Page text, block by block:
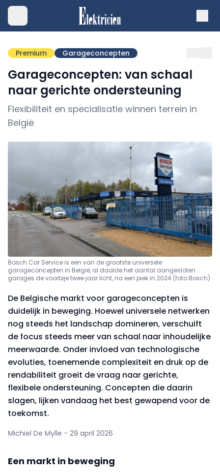
Premium Garageconcepten
Garageconcepten: van schaal
naar gerichte ondersteuning
Flexibiliteit en specialisatie winnen terrein in
België
Bosch Car Service is een van de grootste universele
garageconcepten in België, al daalde het aantal aangesloten
garages de voorbije twee jaar licht, na een piek in 2024 (foto Bosch)
De Belgische markt voor garageconcepten is
duidelijk in beweging. Hoewel universele netwerken
nog steeds het landschap domineren, verschuift
de focus steeds meer van schaal naar inhoudelijke
meerwaarde. Onder invloed van technologische
evoluties, toenemende complexiteit en druk op de
rendabiliteit groeit de vraag naar gerichte,
flexibele ondersteuning. Concepten die daarin
slagen, lijken vandaag het best gewapend voor de
toekomst.
Michiel De Mylle - 29 april 2026
Een markt in beweging